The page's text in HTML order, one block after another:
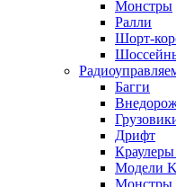
Монстры
Ралли
Шорт-
Багги
Дрифт
Модели
Монстры